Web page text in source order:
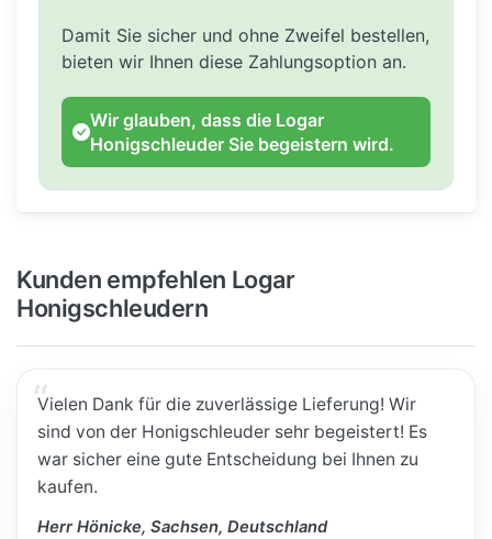
Damit Sie sicher und ohne Zweifel bestellen,
bieten wir Ihnen diese Zahlungsoption an.
Wir glauben, dass die Logar
Honigschleuder Sie begeistern wird.
Kunden empfehlen Logar
Honigschleudern
Vielen Dank für die zuverlässige Lieferung! Wir
sind von der Honigschleuder sehr begeistert! Es
war sicher eine gute Entscheidung bei Ihnen zu
kaufen.
Herr Hönicke, Sachsen, Deutschland